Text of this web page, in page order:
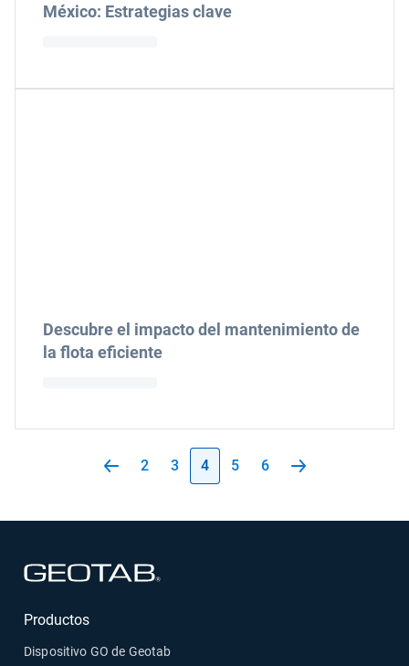
México: Estrategias clave
Descubre el impacto del mantenimiento de
la flota eficiente
2 3 4 5 6
Productos
Dispositivo GO de Geotab